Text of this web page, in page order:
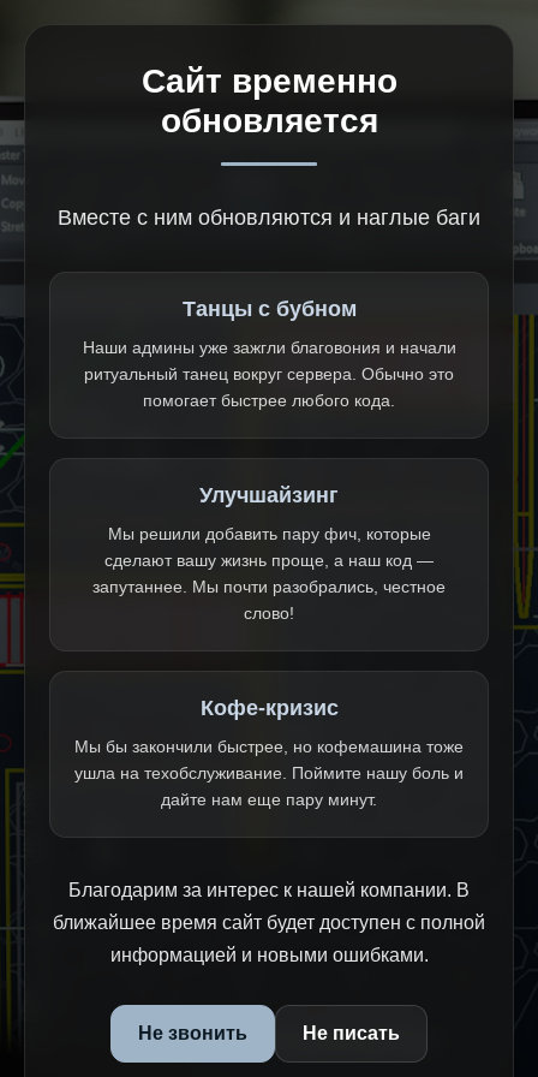
Сайт временно
обновляется
Вместе с ним обновляются и наглые баги
Танцы с бубном
Наши админы уже зажгли благовония и начали
ритуальный танец вокруг сервера. Обычно это
помогает быстрее любого кода.
Улучшайзинг
Мы решили добавить пару фич, которые
сделают вашу жизнь проще, а наш код —
запутаннее. Мы почти разобрались, честное
слово!
Кофе-кризис
Мы бы закончили быстрее, но кофемашина тоже
ушла на техобслуживание. Поймите нашу боль и
дайте нам еще пару минут.
Благодарим за интерес к нашей компании. В
ближайшее время сайт будет доступен с полной
информацией и новыми ошибками.
Не звонить Не писать